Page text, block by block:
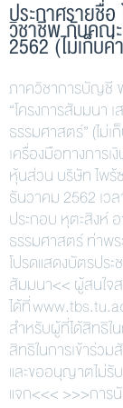
ประกาศรายชื่
วิชาชีพ กับคณ
2562 (ไม่เก็บ
ภาควิชาการบัญชี
“โครงการสัมมน
ธรรมศาสตร์” (ไม่
เครื่องมือทางการ
หุ้นส่วน บริษัท ไพร้
ธันวาคม 2562 เว
ประกอบ หุตะสิงห์
ธรรมศาสตร์ ท่าพ
โปรดแสดงบัตรปร
สัมมนา<< ผู้สนใจ
ได้ที่
สำหรับผู้ที่ได้สิทธิใ
สิทธิในการเข้าร่ว
และขออนุญาตไม่รั
แจก<<< >>>การ